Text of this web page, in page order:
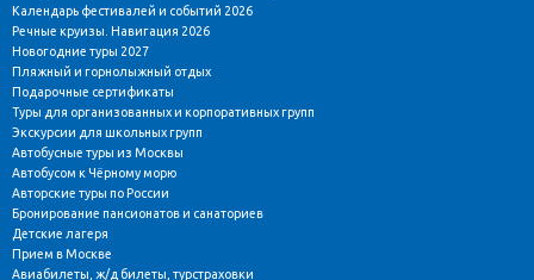
Календарь фестивалей и событий 2026
Речные круизы. Навигация 2026
Новогодние туры 2027
Пляжный и горнолыжный отдых
Подарочные сертификаты
Туры для организованных и корпоративных групп
Экскурсии для школьных групп
Автобусные туры из Москвы
Автобусом к Чёрному морю
Авторские туры по России
Бронирование пансионатов и санаториев
Детские лагеря
Прием в Москве
Авиабилеты, ж/д билеты, турстраховки